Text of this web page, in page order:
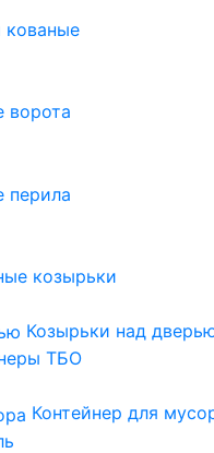
кованые
ворота
перила
козырьки
Козырьки над
ТБО
Контейнер для